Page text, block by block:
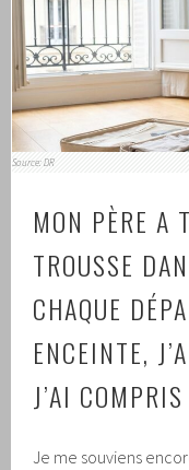
Source: DR
MON PÈRE A
TROUSSE
CHAQUE
ENCEINTE,
J’AI
Je me souviens